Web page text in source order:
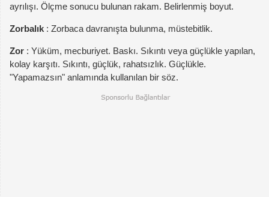
ayrılışı. Ölçme sonucu bulunan rakam. Belirlenmiş boyut.
Zorbalık : Zorbaca davranışta bulunma, müstebitlik.
Zor : Yüküm, mecburiyet. Baskı. Sıkıntı veya güçlükle yapılan,
kolay karşıtı. Sıkıntı, güçlük, rahatsızlık. Güçlükle.
"Yapamazsın" anlamında kullanılan bir söz.